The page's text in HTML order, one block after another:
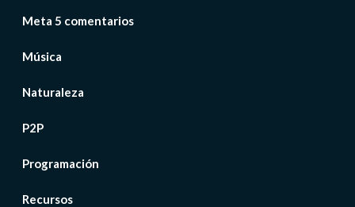
Meta 5 comentarios
Música
Naturaleza
P2P
Programación
Recursos